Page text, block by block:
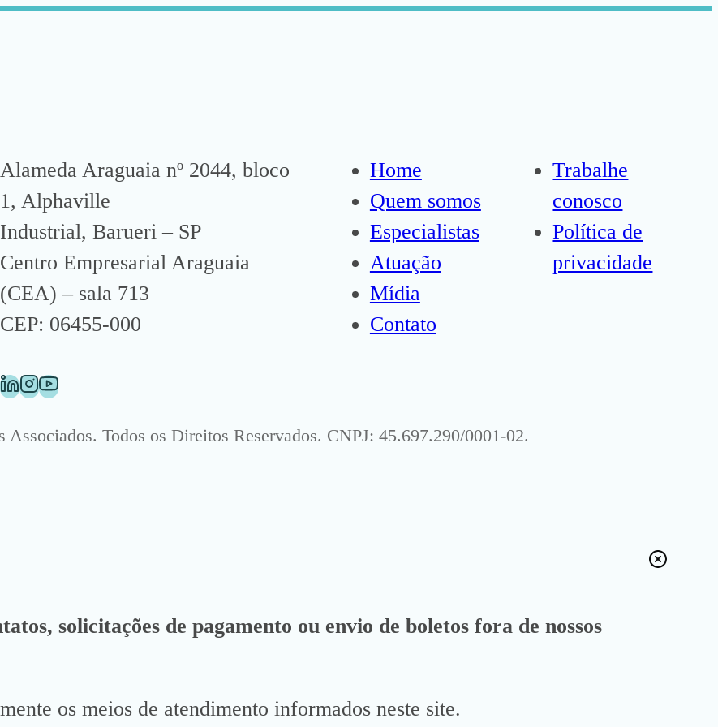
Alameda Araguaia nº 2044, bloco
1, Alphaville
Industrial, Barueri – SP
Centro Empresarial Araguaia
(CEA) – sala 713
CEP: 06455-000
Home
Quem somos
Especialistas
Atuação
Mídia
Contato
Trabalhe
conosco
Política de
privacidade
Todos os Direitos Reservados. CNPJ: 45.697.290/0001-02.
solicitações de pagamento ou envio de boletos fora de nossos
os meios de atendimento informados neste site.